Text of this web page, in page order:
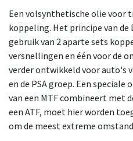
Een volsynthetische olie voor
koppeling. Het principe van de
gebruik van 2 aparte sets
versnellingen en één voor de
verder ontwikkeld voor auto's
en de PSA groep. Een speciale
van een MTF combineert met
een ATF, moet hier worden
om de meest extreme